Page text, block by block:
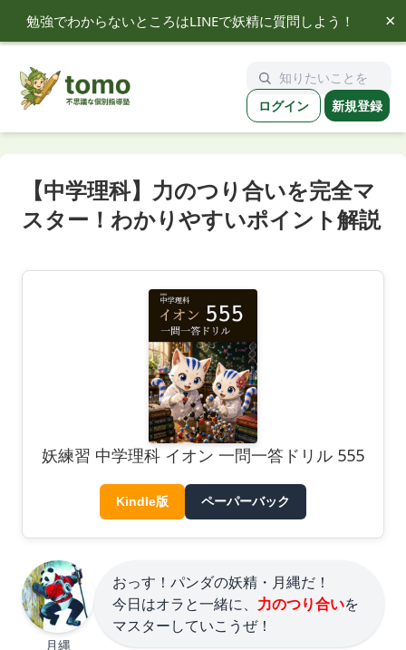
勉強でわからないところはLINEで妖精に質問しよう！ ×
tomo ログイン 新規登録
【中学理科】力のつり合いを完全マ
スター！わかりやすいポイント解説
妖練習 中学理科 イオン 一問一答ドリル 555
Kindle版 ペーパーバック
月縄
おっす！パンダの妖精・月縄だ！
今日はオラと一緒に、 力のつり合いを
マスターしていこうぜ！